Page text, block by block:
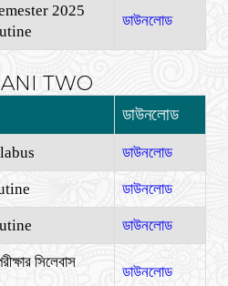
2025
ডাউনলোড
TWO
ডাউনলোড
ডাউনলোড
ডাউনলোড
ডাউনলোড
সিলেবাস
ডাউনলোড